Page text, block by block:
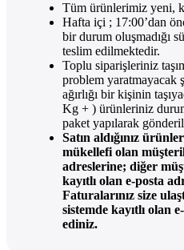
Tüm ürünlerimiz yeni,
Hafta içi ; 17:00’dan
bir durum oluşmadığı
teslim edilmektedir.
Toplu siparişleriniz
problem yaratmayacak
ağırlığı bir kişinin
Kg + ) ürünleriniz
paket yapılarak
Satın aldığınız
mükellefi olan
adreslerine; diğer
kayıtlı olan e-posta
Faturalarınız size
sistemde kayıtlı olan
ediniz.